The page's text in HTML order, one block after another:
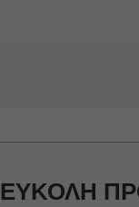
ΕΥΚΟΛΗ